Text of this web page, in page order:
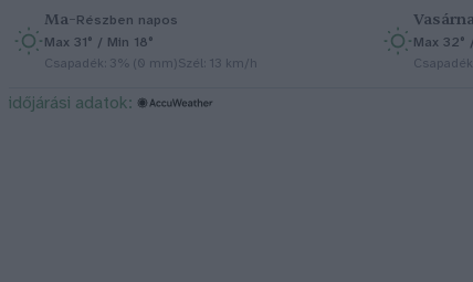
Ma–Részben napos
Max 31° / Min 18°
Csapadék: 3% (0 mm)Szél: 13 km/h
Max 32°
időjárási adatok: